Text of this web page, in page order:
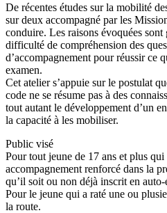
De récentes études sur la mobilité
sur deux accompagné par les
conduire. Les raisons évoquées
difficulté de compréhension des
d’accompagnement pour réussir ce
examen.
Cet atelier s’appuie sur le postulat
code ne se résume pas à des
tout autant le développement d’un
la capacité à les mobiliser.
Public visé
Pour tout jeune de 17 ans et plus
accompagnement renforcé dans la
qu’il soit ou non déjà inscrit en auto-
Pour le jeune qui a raté une ou
la route.